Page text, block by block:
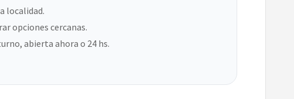
localidad.
opciones cercanas.
abierta ahora o 24 hs.